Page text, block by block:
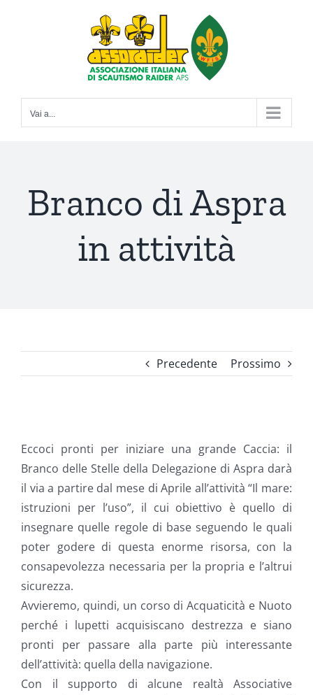
Vai a...
Branco di Aspra
in attività
Precedente Prossimo
immagine
Eccoci pronti per iniziare una grande Caccia: il
Branco delle Stelle della Delegazione di Aspra darà
il via a partire dal mese di Aprile all’attività “Il mare:
istruzioni per l’uso”, il cui obiettivo è quello di
insegnare quelle regole di base seguendo le quali
poter godere di questa enorme risorsa, con la
consapevolezza necessaria per la propria e l’altrui
sicurezza.
Avvieremo, quindi, un corso di Acquaticità e Nuoto
perché i lupetti acquisiscano destrezza e siano
pronti per passare alla parte più interessante
dell’attività: quella della navigazione.
Con il supporto di alcune realtà Associative